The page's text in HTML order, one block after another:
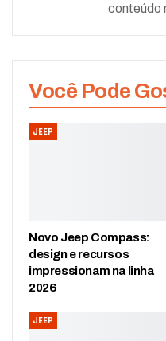
conteúdo
Você Pode
JEEP
Novo Jeep Compass:
design e recursos
impressionam na linha
2026
JEEP